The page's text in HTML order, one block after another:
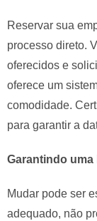
Reservar sua
processo direto.
oferecidos e
oferece um
comodidade.
para garantir a
Garantindo uma
Mudar pode ser
adequado, não